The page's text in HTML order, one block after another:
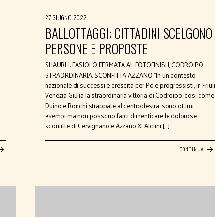
27 GIUGNO 2022
BALLOTTAGGI: CITTADINI SCELGONO
PERSONE E PROPOSTE
SHAURLI: FASIOLO FERMATA AL FOTOFINISH, CODROIPO
STRAORDINARIA, SCONFITTA AZZANO “In un contesto
nazionale di successi e crescita per Pd e progressisti, in Friuli
Venezia Giulia la straordinaria vittoria di Codroipo, così come
Duino e Ronchi strappate al centrodestra, sono ottimi
esempi ma non possono farci dimenticare le dolorose
sconfitte di Cervignano e Azzano X. Alcuni […]
CONTINUA